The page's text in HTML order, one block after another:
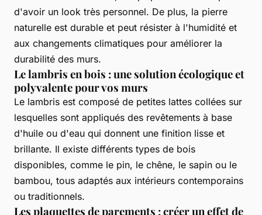
d'avoir un look très personnel. De plus, la pierre
naturelle est durable et peut résister à l'humidité et
aux changements climatiques pour améliorer la
durabilité des murs.
Le lambris en bois : une solution écologique et
polyvalente pour vos murs
Le lambris est composé de petites lattes collées sur
lesquelles sont appliqués des revêtements à base
d'huile ou d'eau qui donnent une finition lisse et
brillante. Il existe différents types de bois
disponibles, comme le pin, le chêne, le sapin ou le
bambou, tous adaptés aux intérieurs contemporains
ou traditionnels.
Les plaquettes de parements : créer un effet de